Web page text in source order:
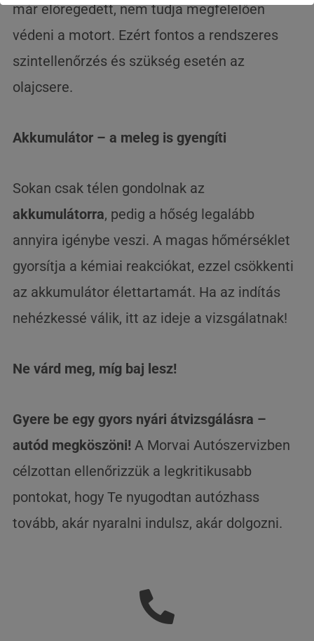
már elöregedett, nem tudja megfelelően
védeni a motort. Ezért fontos a rendszeres
szintellenőrzés és szükség esetén az
olajcsere.
Akkumulátor – a meleg is gyengíti
Sokan csak télen gondolnak az
akkumulátorra, pedig a hőség legalább
annyira igénybe veszi. A magas hőmérséklet
gyorsítja a kémiai reakciókat, ezzel csökkenti
az akkumulátor élettartamát. Ha az indítás
nehézkessé válik, itt az ideje a vizsgálatnak!
Ne várd meg, míg baj lesz!
Gyere be egy gyors nyári átvizsgálásra –
autód megköszöni! A Morvai Autószervizben
célzottan ellenőrizzük a legkritikusabb
pontokat, hogy Te nyugodtan autózhass
tovább, akár nyaralni indulsz, akár dolgozni.